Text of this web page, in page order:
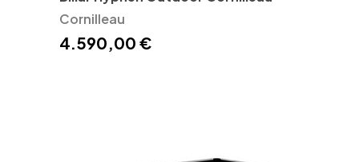
Cornilleau
4.590,00 €